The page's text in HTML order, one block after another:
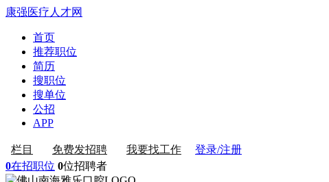
康强医疗人才网
首页
推荐职位
简历
搜职位
搜单位
公招
APP
栏目 免费发招聘 我要找工作
登录/注册
0在招职位 0位招聘者